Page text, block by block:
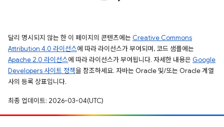
달리 명시되지 않는 한 이 페이지의 콘텐츠에는 Creative Commons
Attribution 4.0 라이선스에 따라 라이선스가 부여되며, 코드 샘플에는
Apache 2.0 라이선스에 따라 라이선스가 부여됩니다. 자세한 내용은 Google
Developers 사이트 정책을 참조하세요. 자바는 Oracle 및/또는 Oracle 계열
사의 등록 상표입니다.
최종 업데이트: 2026-03-04(UTC)